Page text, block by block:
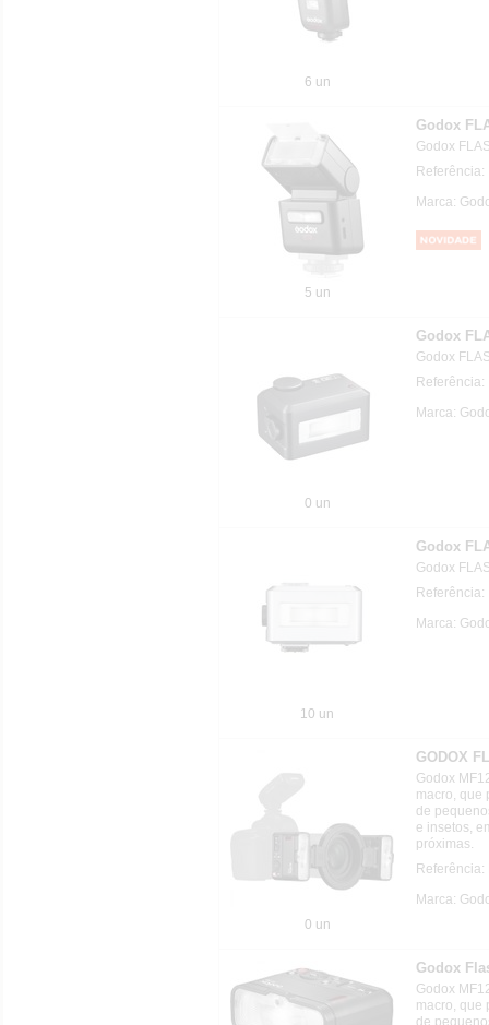
6 un
5 un
Godox
Godox
Referência:
Marca:
0 un
Godox
Godox
Referência:
Marca:
10 un
Godox
Godox
Referência:
Marca:
0 un
GODOX
Godox
macro, que
de
e insetos,
próximas.
Referência:
Marca:
Godox
Godox
macro, que
de